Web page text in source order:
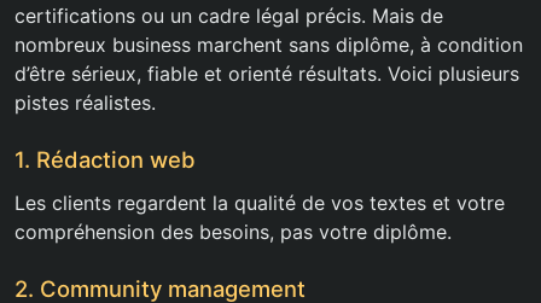
certifications ou un cadre légal précis. Mais de
nombreux business marchent sans diplôme, à condition
d’être sérieux, fiable et orienté résultats. Voici plusieurs
pistes réalistes.
1. Rédaction web
Les clients regardent la qualité de vos textes et votre
compréhension des besoins, pas votre diplôme.
2. Community management